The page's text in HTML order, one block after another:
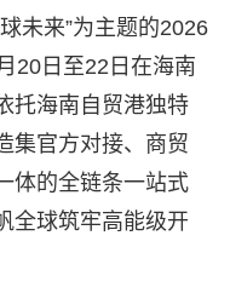
未来”为主题的2026
20日至22日在海南
托海南自贸港独特
集官方对接、商贸
体的全链条一站式
全球筑牢高能级开